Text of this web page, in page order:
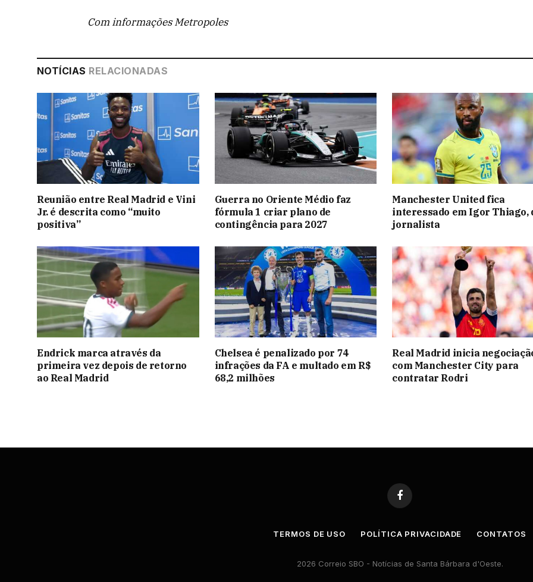
Com informações Metropoles
NOTÍCIAS RELACIONADAS
Reunião entre Real Madrid e Vini
Jr. é descrita como “muito
positiva”
Guerra no Oriente Médio faz
fórmula 1 criar plano de
contingência para 2027
Manchester United fica
interessado em Igor Thiago,
jornalista
Endrick marca através da
primeira vez depois de retorno
ao Real Madrid
Chelsea é penalizado por 74
infrações da FA e multado em R$
68,2 milhões
Real Madrid inicia
com Manchester City para
contratar Rodri
Facebook
TERMOS DE USO POLÍTICA PRIVACIDADE CONTATOS
2026 Correio SBO - Notícias de Santa Bárbara d'Oeste.